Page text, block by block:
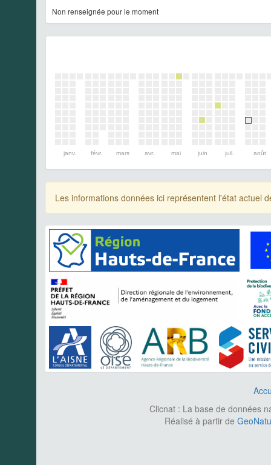
Non renseignée pour le moment
janv. févr. mars avr. mai juin juil. août
Les informations données ici représentent l'état actuel
Clicnat : La base de données
Réalisé à partir de